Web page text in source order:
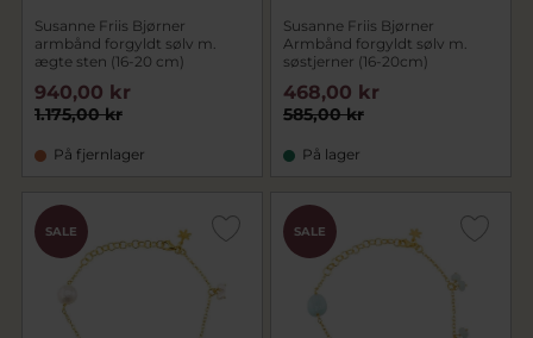
Susanne Friis Bjørner
armbånd forgyldt sølv m.
ægte sten (16-20 cm)
1.175,00 kr
940,00 kr
På fjernlager
Susanne Friis Bjørner
Armbånd forgyldt sølv m.
søstjerner (16-20cm)
585,00 kr
468,00 kr
På lager
SALE SALE